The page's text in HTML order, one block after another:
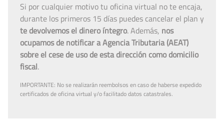
Si por cualquier motivo tu oficina virtual no te encaja,
durante los primeros 15 días puedes cancelar el plan y
te devolvemos el dinero íntegro. Además, nos
ocupamos de notificar a Agencia Tributaria (AEAT)
sobre el cese de uso de esta dirección como domicilio
fiscal.
IMPORTANTE: No se realizarán reembolsos en caso de haberse expedido
certificados de oficina virtual y/o facilitado datos catastrales.